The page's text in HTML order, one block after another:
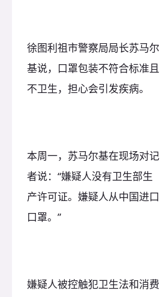
徐图利祖市警察局局长苏马尔
基说，口罩包装不符合标准且
不卫生，担心会引发疾病。
本周一，苏马尔基在现场对记
者说：“嫌疑人没有卫生部生
产许可证。嫌疑人从中国进口
口罩。”
嫌疑人被控触犯卫生法和消费